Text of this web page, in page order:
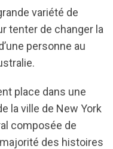
variété de
tenter de changer la
personne au
place dans une
la ville de New York
composée de
des histoires